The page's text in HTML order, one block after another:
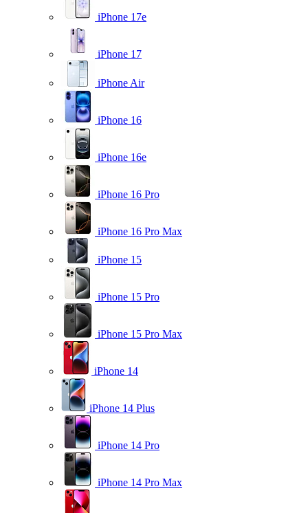
iPhone 17e
iPhone 17
iPhone Air
iPhone 16
iPhone 16e
iPhone 16 Pro
iPhone 16 Pro Max
iPhone 15
iPhone 15 Pro
iPhone 15 Pro Max
iPhone 14
iPhone 14 Plus
iPhone 14 Pro
iPhone 14 Pro Max